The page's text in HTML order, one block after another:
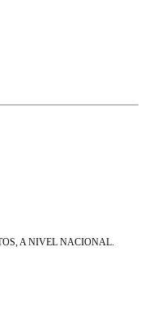
A NIVEL NACIONAL.